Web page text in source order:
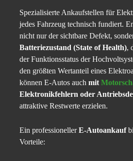
Spezialisierte Ankaufstellen für
jedes Fahrzeug technisch fundiert.
nicht nur der sichtbare Defekt,
Batteriezustand (State of Health),
der Funktionsstatus der
den größten Wertanteil eines
können E-Autos auch mit
Elektronikfehlern oder
attraktive Restwerte erzielen.
Ein professionellerE-Autoankauf
Vorteile: